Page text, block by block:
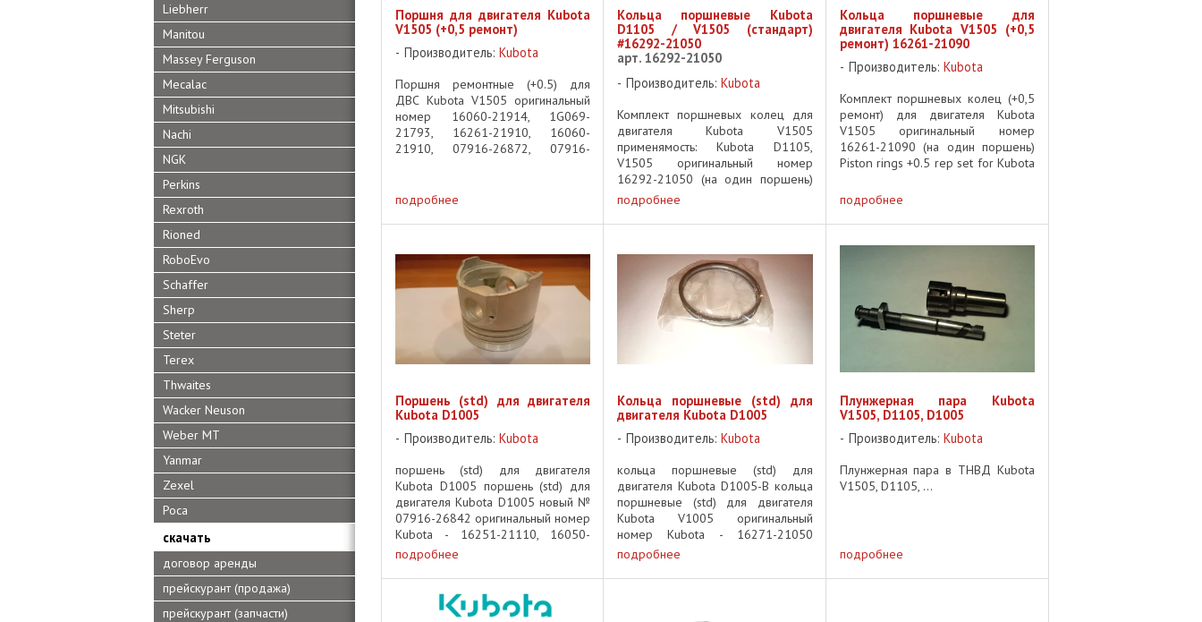
Liebherr
Manitou
Massey Ferguson
Mecalac
Mitsubishi
Nachi
NGK
Perkins
Rexroth
Rioned
RoboEvo
Schaffer
Sherp
Steter
Terex
Thwaites
Wacker Neuson
Weber MT
Yanmar
Zexel
Роса
скачать
договор аренды
прейскурант (продажа)
прейскурант (запчасти)
Поршня для двигателя Kubota
V1505 (+0,5 ремонт)
Производитель: Kubota
Поршня ремонтные (+0.5) для
ДВС Kubota V1505 оригинальный
номер 16060-21914, 1G069-
21793, 16261-21910, 16060-
21910, 07916-26872, 07916-
1G069-21793, 16261-21910,
подробнее
Кольца поршневые Kubota
D1105 / V1505 (стандарт)
#16292-21050
арт. 16292-21050
Производитель:Kubota
Комплект поршневых колец для
двигателя Kubota V1505
применямость: Kubota D1105,
V1505 оригинальный номер
16292-21050 (на один поршень)
Piston rings set for Kubota D1105,
V1505 engine pn 16292-21050
(for one ...
подробнее
Кольца поршневые для
двигателя Kubota V1505 (+0,5
ремонт) 16261-21090
Производитель: Kubota
Комплект поршневых колец (+0,5
ремонт) для двигателя Kubota
V1505 оригинальный номер
16261-21090 (на один поршень)
Piston rings +0.5 rep set for Kubota
21090 (for one ...
подробнее
Поршень (std) для двигателя
Kubota D1005
Производитель: Kubota
поршень (std) для двигателя
Kubota D1005 поршень (std) для
двигателя Kubota D1005 новый №
07916-26842 оригинальный номер
Kubota - 16251-21110, 16050-
21113, 16050-21110, 07916-
26840 kubota OEM part number -
07916-26842 для мини
погрузчика Bobcat и ...
подробнее
Кольца поршневые (std) для
двигателя Kubota D1005
Производитель:Kubota
кольца поршневые (std) для
двигателя Kubota D1005-B кольца
поршневые (std) для двигателя
Kubota V1005 оригинальный
номер Kubota - 16271-21050
kubota OEM part number - 16271-
21050 для мини погрузчика
Bobcat и другой техники с
подробнее
Плунжерная пара Kubota
V1505, D1105, D1005
Производитель: Kubota
Плунжерная пара в ТНВД Kubota
V1505, D1105, ...
подробнее